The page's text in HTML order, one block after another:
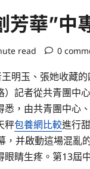
芳華”中
read 0
明玉、張她收藏
記者從共青團中
，由共青團中心
秤包養網比較進行
，并啟動這場混亂
眼睛生疼。第13屆